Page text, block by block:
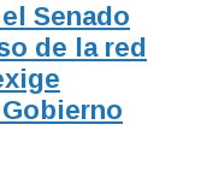
Senado
de la red